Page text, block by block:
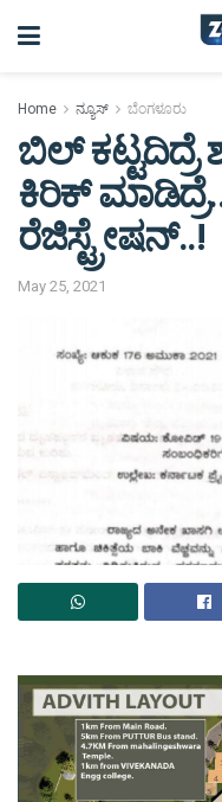
Home ನ್ಯೂಸ್ ಬೆಂಗಳೂರು
ಬಿಲ್ ಕಟ್ಟದಿದ್ರೆ
ಕಿರಿಕ್ ಮಾಡಿದ್ರೆ..,
ರೆಜಿಸ್ಟ್ರೇಷನ್..!
May 25, 2021